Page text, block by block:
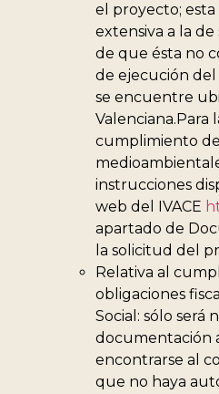
el proyecto; esta
extensiva a la de
de que ésta no
de ejecución
se encuentre
Valenciana.Para
cumplimiento
instrucciones
web del IVACE
apartado de
la solicitud del
Relativa al
obligaciones
Social: sólo será
documentación
encontrarse al
que no haya